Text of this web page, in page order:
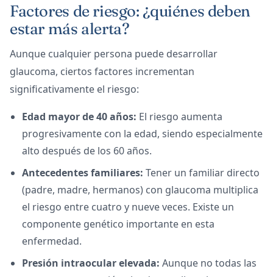
Factores de riesgo: ¿quiénes deben
estar más alerta?
Aunque cualquier persona puede desarrollar
glaucoma, ciertos factores incrementan
significativamente el riesgo:
Edad mayor de 40 años: El riesgo aumenta
progresivamente con la edad, siendo especialmente
alto después de los 60 años.
Antecedentes familiares: Tener un familiar directo
(padre, madre, hermanos) con glaucoma multiplica
el riesgo entre cuatro y nueve veces. Existe un
componente genético importante en esta
enfermedad.
Presión intraocular elevada: Aunque no todas las